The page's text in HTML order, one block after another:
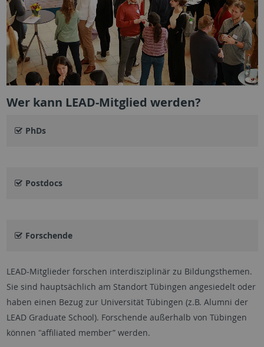
Wer kann LEAD-Mitglied werden?
PhDs
Postdocs
Forschende
LEAD-Mitglieder forschen interdisziplinär zu Bildungsthemen.
Sie sind hauptsächlich am Standort Tübingen angesiedelt oder
haben einen Bezug zur Universität Tübingen (z.B. Alumni der
LEAD Graduate School). Forschende außerhalb von Tübingen
können "affiliated member” werden.